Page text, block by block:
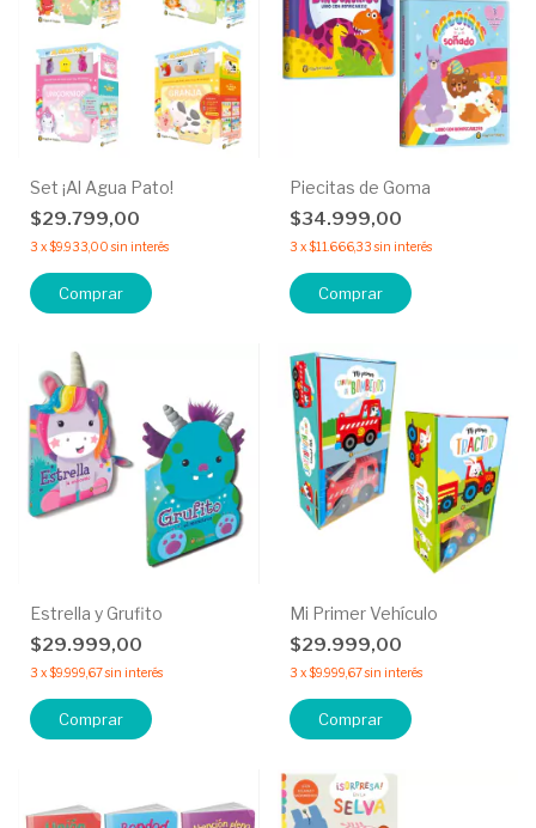
Set ¡Al Agua Pato!
$29.799,00
3 x$9.933,00 sin interés
Comprar
Piecitas de Goma
$34.999,00
3 x$11.666,33 sin interés
Comprar
Estrella y Grufito
$29.999,00
3 x$9.999,67sin interés
Comprar
Mi Primer Vehículo
$29.999,00
3 x$9.999,67sin interés
Comprar